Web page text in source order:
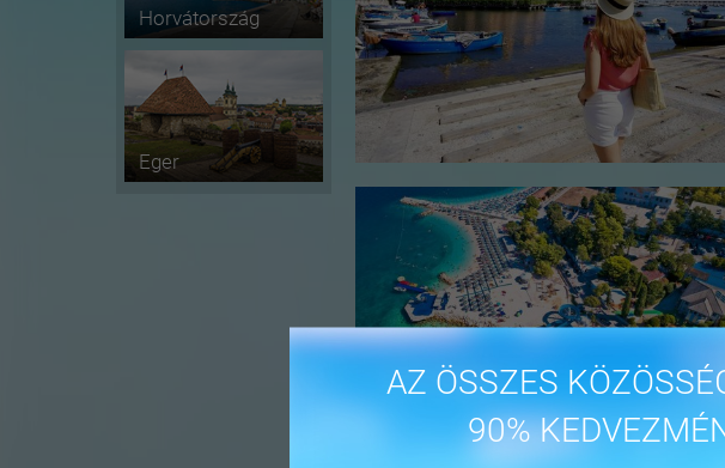
AZ ÖSSZES
90%
Horvátország
Eger